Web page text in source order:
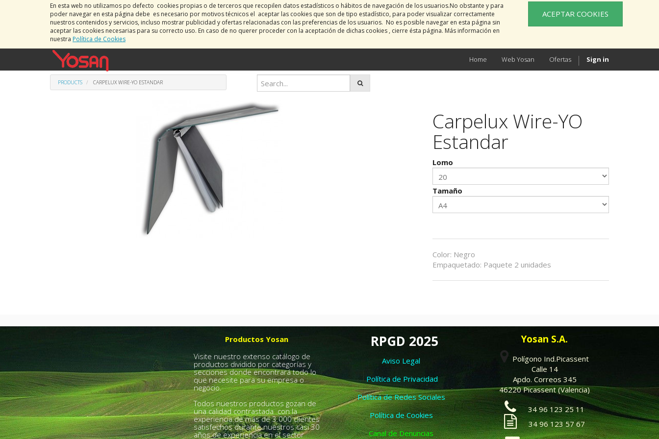
En esta web no utilizamos po defecto cookies propias o de terceros que recopilen datos estadísticos o hábitos de navegación de los usuarios.No obstante y para
poder navegar en esta página debe es necesario por motivos técnicos el aceptar las cookies que son de tipo estadístico, para poder visualizar correctamente
nuestros contenidos y servicios, incluso mostrar publicidad y ofertas relacionadas con las preferencias de los usuarios. No es posible navegar en esta página sin
aceptar las cookies necesarias para su correcto uso. En caso de no querer proceder con la aceptación de dichas cookies , cierre ésta página. Más información en
nuestra Política de Cookies
ACEPTAR COOKIES
Home Web Yosan Ofertas Sign in
PRODUCTS CARPELUX WIRE-YO ESTANDAR
Carpelux Wire-YO
Estandar
Lomo
Tamaño
Color: Negro
Empaquetado: Paquete 2 unidades
Productos Yosan
Visite nuestro extenso catálogo de
productos dividido por categorías y
secciones donde encontrará todo lo
que necesite para su empresa o
negocio.
Todos nuestros productos gozan de
una calidad contrastada con la
experiencia de más de 3.000 clientes
satisfechos durante nuestros casi 30
años de experiencia en el sector
RPGD 2025
Aviso Legal
Política de Privacidad
Política de Redes Sociales
Política de Cookies
Canal de Denuncias
Yosan S.A.
Polígono Ind.Picassent
Calle 14
Apdo. Correos 345
46220 Picassent (Valencia)
34 96 123 25 11
34 96 123 57 67